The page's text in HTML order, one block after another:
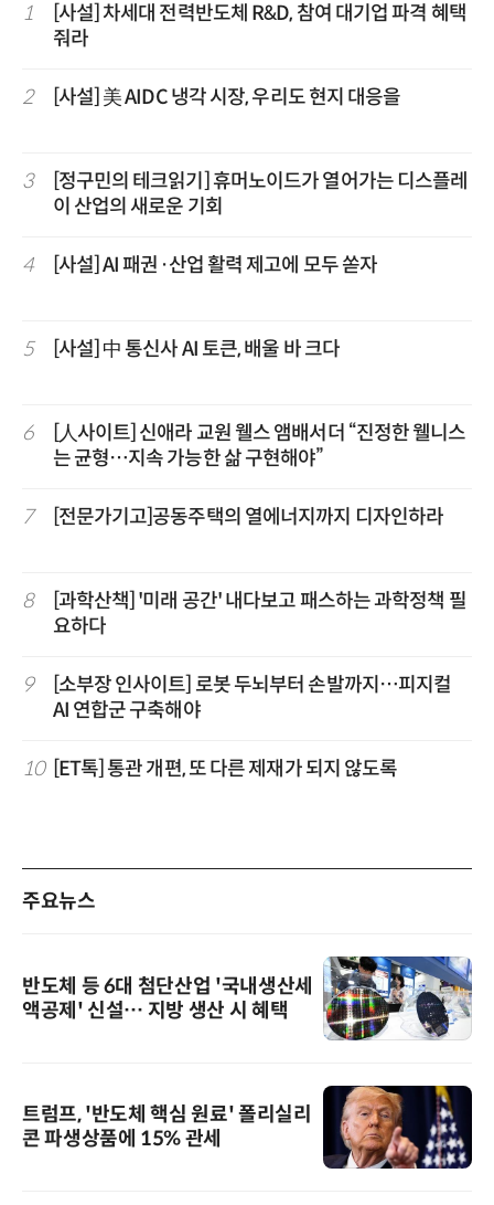
1
[사설] 차세대 전력반도체 R&D, 참여 대기업 파격 혜택
줘라
2 [사설] 美 AIDC 냉각 시장, 우리도 현지 대응을
3
[정구민의 테크읽기] 휴머노이드가 열어가는 디스플레
이 산업의 새로운 기회
4 [사설] AI 패권·산업 활력 제고에 모두 쏟자
5 [사설] 中 통신사 AI 토큰, 배울 바 크다
6
[人사이트] 신애라 교원 웰스 앰배서더 “진정한 웰니스
는 균형…지속 가능한 삶 구현해야”
7 [전문가기고]공동주택의 열에너지까지 디자인하라
8
[과학산책] '미래 공간' 내다보고 패스하는 과학정책 필
요하다
9
[소부장 인사이트] 로봇 두뇌부터 손발까지…피지컬
AI 연합군 구축해야
10 [ET톡] 통관 개편, 또 다른 제재가 되지 않도록
주요뉴스
반도체 등 6대 첨단산업 '국내생산세
액공제' 신설… 지방 생산 시 혜택
트럼프, '반도체 핵심 원료' 폴리실리
콘 파생상품에 15% 관세